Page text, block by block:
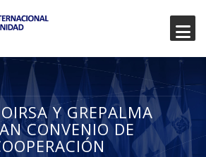
Y GREPALMA
CONVENIO DE